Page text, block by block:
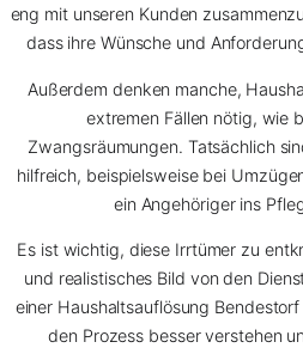
eng mit unseren Kunden
dass ihre Wünsche und
Außerdem denken manche,
extremen Fällen nötig, wie
Zwangsräumungen. Tatsächlich
hilfreich, beispielsweise bei
ein Angehöriger ins
Es ist wichtig, diese Irrtümer zu
und realistisches Bild von den
einer Haushaltsauflösung
den Prozess besser verstehen